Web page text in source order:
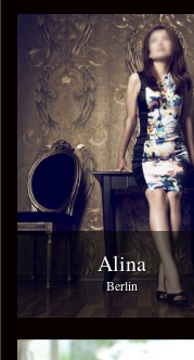
Alina
Berlin